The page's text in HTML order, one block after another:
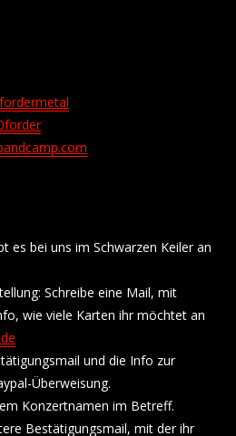
es bei uns im Schwarzen Keiler an
Schreibe eine Mail, mit
wie viele Karten ihr möchtet an
und die Info zur
Überweisung.
Konzertnamen im Betreff.
Bestätigungsmail, mit der ihr